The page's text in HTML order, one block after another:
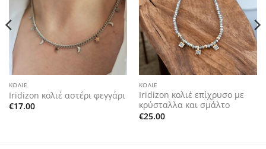
ΚΟΛΙΈ
Iridizon κολιέ αστέρι φεγγάρι
€17.00
ΚΟΛΙΈ
Iridizon κολιέ επίχρυσο με
κρύσταλλα και σμάλτο
€25.00